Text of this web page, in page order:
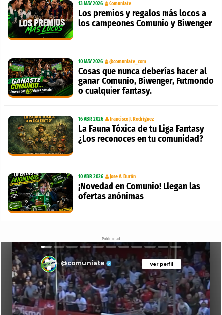
13 MAY 2026 Comuniate
Los premios y regalos más locos a
los campeones Comunio y Biwenger
10 MAY 2026 @comuniate_com
Cosas que nunca deberías hacer al
ganar Comunio, Biwenger, Futmondo
o cualquier fantasy.
16 ABR 2026 Francisco J. Rodríguez
La Fauna Tóxica de tu Liga Fantasy
¿Los reconoces en tu comunidad?
10 ABR 2026 Jose A. Durán
¡Novedad en Comunio! Llegan las
ofertas anónimas
Publicidad
Ver perfil
@comuniate Ver perfil